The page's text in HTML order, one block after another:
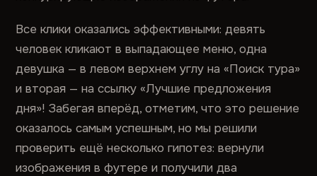
Все клики оказались эффективными: девять
человек кликают в выпадающее меню, одна
девушка — в левом верхнем углу на «Поиск тура»
и вторая — на ссылку «Лучшие предложения
дня»! Забегая вперёд, отметим, что это решение
оказалось самым успешным, но мы решили
проверить ещё несколько гипотез: вернули
изображения в футере и получили два